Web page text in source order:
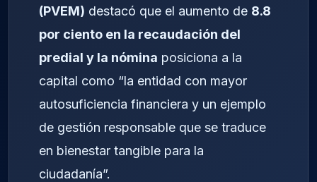
(PVEM) destacó que el aumento de 8.8
por ciento en la recaudación del
predial y la nómina posiciona a la
capital como “la entidad con mayor
autosuficiencia financiera y un ejemplo
de gestión responsable que se traduce
en bienestar tangible para la
ciudadanía”.